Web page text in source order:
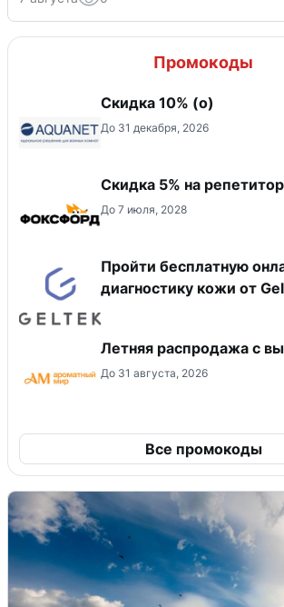
Промокоды
Скидка 10% (о)
До 31 декабря, 2026
Скидка 5% на
До 7 июля, 2028
Пройти бесплатную
диагностику кожи от
Летняя распродажа с
До 31 августа, 2026
Все промокоды